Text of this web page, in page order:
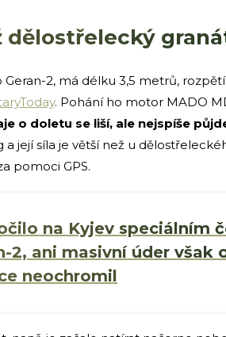
dělostřelecký
Geran-2, má délku 3,5 metrů,
. Pohání ho motor MADO
o doletu se liší, ale nejspíše
její síla je větší než u
pomoci GPS.
na Kyjev speciálním
2, ani masivní úder však
neochromil